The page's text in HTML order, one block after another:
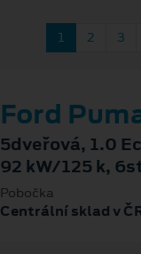
1 2 3
Ford
5dveřová, 1.0
92 kW/125 k,
Pobočka
Centrální sklad v